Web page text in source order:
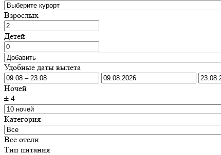
Взрослых
Детей
Удобные даты вылета
Ночей
± 4
Категория
Все отели
Тип питания